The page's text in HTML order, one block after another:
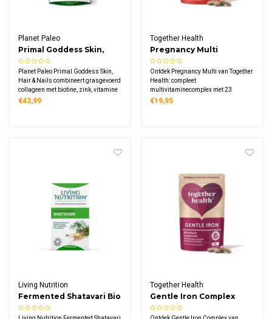
Planet Paleo
Primal Goddess Skin,
Hair & Nails
Planet Paleo Primal Goddess Skin,
Hair & Nails combineert grasgevoerd
collageen met biotine, zink, vitamine
C en E, hyaluronzuur en
€43,99
Together Health
Pregnancy Multi
Ontdek Pregnancy Multi van Together
Health: compleet
multivitaminecomplex met 23
natuurlijke vitamines en mineralen,
€19,95
Living Nutrition
Fermented Shatavari Bio
Together Health
Gentle Iron Complex